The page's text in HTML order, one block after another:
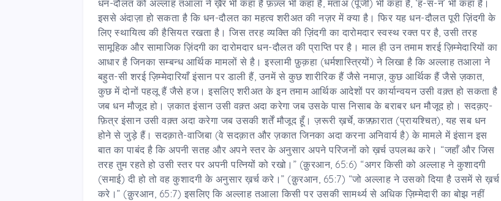
धन-दौलत को अल्लाह तआला ने ख़ैर भी कहा है फ़ज़्ल भी कहा है, मताअ (पूँजी) भी कहा है, ‘ह-स-न’ भी कहा है।
इससे अंदाज़ा हो सकता है कि धन-दौलत का महत्व शरीअत की नज़र में क्या है। फिर यह धन-दौलत पूरी ज़िंदगी के
लिए स्थायित्व की हैसियत रखता है। जिस तरह व्यक्ति की ज़िंदगी का दारोमदार स्वस्थ रक्त पर है, उसी तरह
सामूहिक और सामाजिक ज़िंदगी का दारोमदार धन-दौलत की प्राप्ति पर है। माल ही उन तमाम शरई ज़िम्मेदारियों का
आधार है जिनका सम्बन्ध आर्थिक मामलों से है। इस्लामी फ़ुक़हा (धर्मशास्त्रियों) ने लिखा है कि अल्लाह तआला ने
बहुत-सी शरई ज़िम्मेदारियाँ इंसान पर डाली हैं, उनमें से कुछ शारीरिक हैं जैसे नमाज़, कुछ आर्थिक हैं जैसे ज़कात,
कुछ में दोनों पहलू हैं जैसे हज। इसलिए शरीअत के इन तमाम आर्थिक आदेशों पर कार्यान्वयन उसी वक़्त हो सकता है
जब धन मौजूद हो। ज़कात इंसान उसी वक़्त अदा करेगा जब उसके पास निसाब के बराबर धन मौजूद हो। सदक़ए-
फ़ित्र इंसान उसी वक़्त अदा करेगा जब उसकी शर्तें मौजूद हूँ। ज़रूरी ख़र्चे, कफ़्फ़ारात (प्रायश्चित), यह सब धन
होने से जुड़े हैं। सदक़ाते-वाजिबा (वे सदक़ात और ज़कात जिनका अदा करना अनिवार्य है) के मामले में इंसान इस
बात का पाबंद है कि अपनी सतह और अपने स्तर के अनुसार अपने परिजनों को ख़र्च उपलब्ध करे। “जहाँ और जिस
तरह तुम रहते हो उसी स्तर पर अपनी पत्नियों को रखो।” (क़ुरआन, 65:6) “अगर किसी को अल्लाह ने कुशादगी
(समाई) दी हो तो वह कुशादगी के अनुसार ख़र्च करे।” (क़ुरआन, 65:7) “जो अल्लाह ने उसको दिया है उसमें से ख़र्च
करे।” (क़ुरआन, 65:7) इसलिए कि अल्लाह तआला किसी पर उसकी सामर्थ्य से अधिक ज़िम्मेदारी का बोझ नहीं